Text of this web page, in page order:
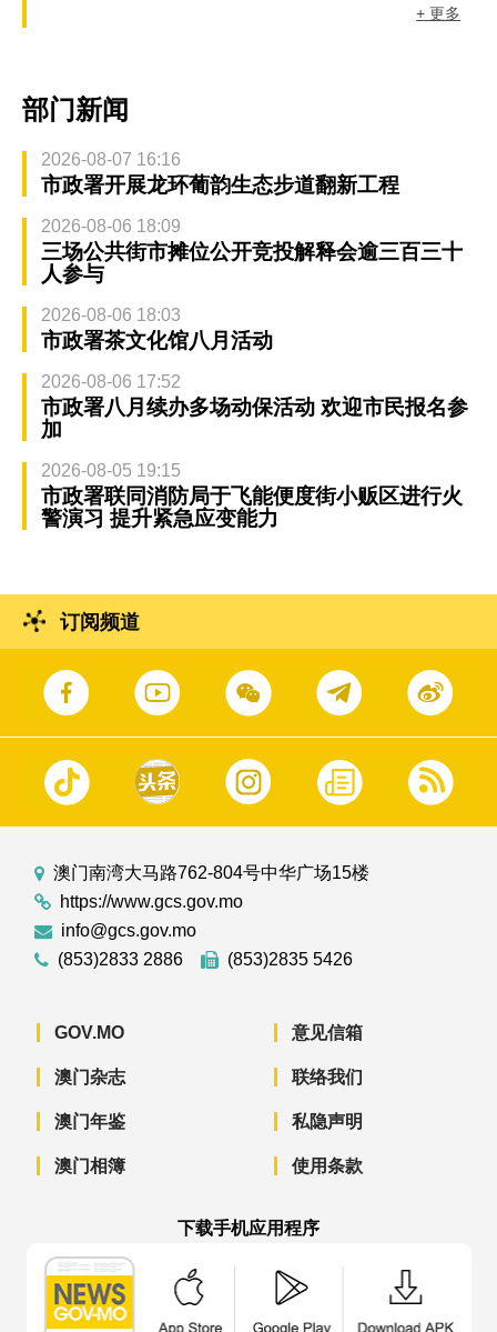
+ 更多
部门新闻
2026-08-07 16:16
市政署开展龙环葡韵生态步道翻新工程
2026-08-06 18:09
三场公共街市摊位公开竞投解释会逾三百三十
人参与
2026-08-06 18:03
市政署茶文化馆八月活动
2026-08-06 17:52
市政署八月续办多场动保活动 欢迎市民报名参
加
2026-08-05 19:15
市政署联同消防局于飞能便度街小贩区进行火
警演习 提升紧急应变能力
订阅频道
澳门南湾大马路762-804号中华广场15楼
https://www.gcs.gov.mo
info@gcs.gov.mo
(853)2833 2886
(853)2835 5426
GOV.MO
澳门杂志
澳门年鉴
澳门相簿
意见信箱
联络我们
私隐声明
使用条款
下载手机应用程序